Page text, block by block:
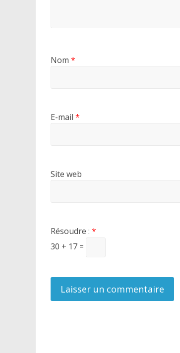
Nom *
E-mail *
Site web
Résoudre : *
30 + 17 =